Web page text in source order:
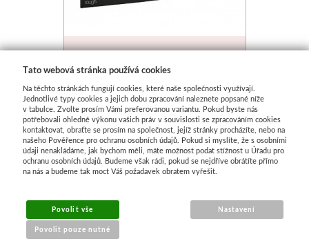
Collection 24x32cm rough
300g
Skladem
635 Kč
Tato webová stránka používá cookies
Na těchto stránkách fungují cookies, které naše společnosti využívají.
Jednotlivé typy cookies a jejich dobu zpracování naleznete popsané níže
v tabulce. Zvolte prosím Vámi preferovanou variantu. Pokud byste nás
potřebovali ohledně výkonu vašich práv v souvislosti se zpracováním cookies
kontaktovat, obraťte se prosím na společnost, jejíž stránky procházíte, nebo na
našeho Pověřence pro ochranu osobních údajů. Pokud si myslíte, že s osobními
údaji nenakládáme, jak bychom měli, máte možnost podat stížnost u Úřadu pro
ochranu osobních údajů. Budeme však rádi, pokud se nejdříve obrátíte přímo
na nás a budeme tak moct Váš požadavek obratem vyřešit.
Povolit vše
Povolit pouze nutné
Nastavení